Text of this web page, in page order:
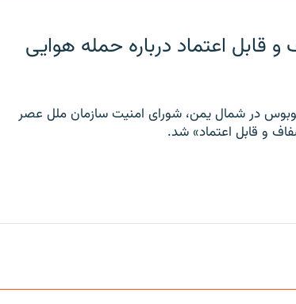
قابل اعتماد درباره حمله هوایی
در شمال یمن، شورای امنیت سازمان ملل عصر
و قابل اعتماد» شد.